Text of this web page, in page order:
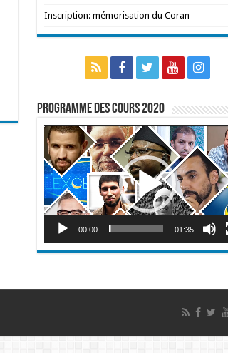
Inscription: mémorisation du Coran
Programme des cours 2020
Lecteur
vidéo
00:00 01:35